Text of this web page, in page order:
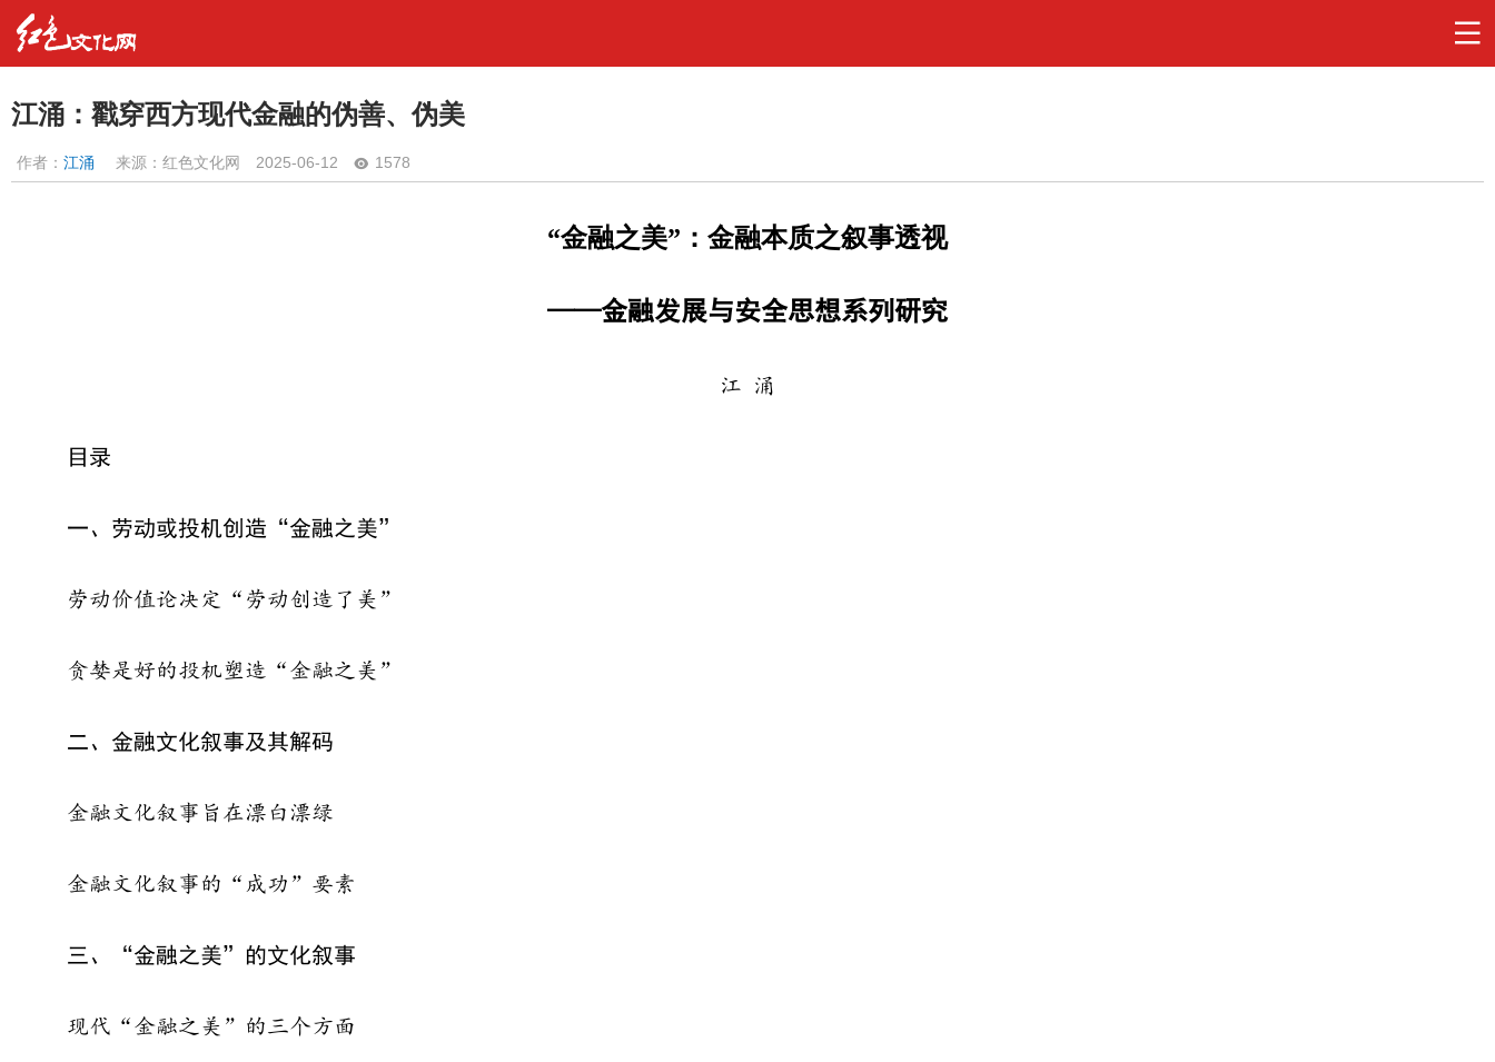
江涌：戳穿西方现代金融的伪善、伪美
作者： 江涌 来源：红色文化网 2025-06-12 1578
“金融之美”：金融本质之叙事透视
——金融发展与安全思想系列研究
江 涌
目录
一、劳动或投机创造“金融之美”
劳动价值论决定“劳动创造了美”
贪婪是好的投机塑造“金融之美”
二、金融文化叙事及其解码
金融文化叙事旨在漂白漂绿
金融文化叙事的“成功”要素
三、“金融之美”的文化叙事
现代“金融之美”的三个方面